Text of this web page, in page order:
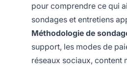
pour comprendre ce qui
sondages et entretiens
Méthodologie de
support, les modes de
réseaux sociaux, content